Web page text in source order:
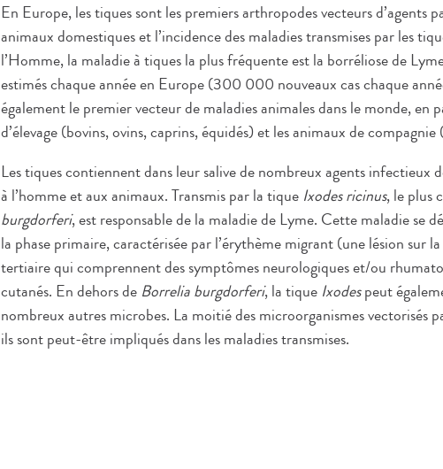
En Europe, les tiques sont les premiers arthropodes vecteurs d’agents
animaux domestiques et l’incidence des maladies transmises par les
l’Homme, la maladie à tiques la plus fréquente est la borréliose de
estimés chaque année en Europe (300 000 nouveaux cas chaque
également le premier vecteur de maladies animales dans le monde, en
d’élevage (bovins, ovins, caprins, équidés) et les animaux de
Les tiques contiennent dans leur salive de nombreux agents infectieux
à l’homme et aux animaux. Transmis par la tique Ixodes ricinus, le plus
burgdorferi, est responsable de la maladie de Lyme. Cette maladie se
la phase primaire, caractérisée par l’érythème migrant (une lésion sur
tertiaire qui comprennent des symptômes neurologiques et/ou
cutanés. En dehors de Borrelia burgdorferi, la tique Ixodespeut
nombreux autres microbes. La moitié des microorganismes vectorisés
ils sont peut-être impliqués dans les maladies transmises.